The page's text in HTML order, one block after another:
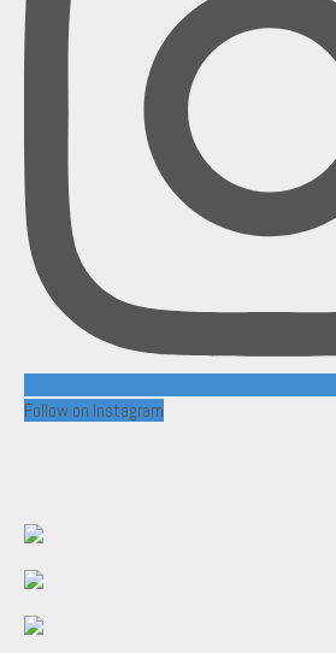
Follow on Instagram